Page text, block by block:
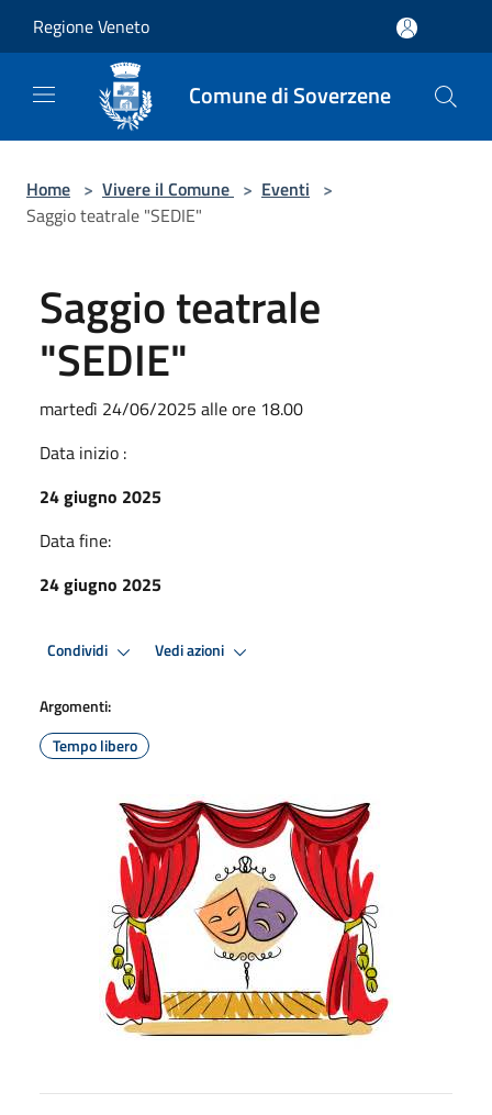
Regione Veneto
Comune di Soverzene
Home > Vivere il Comune > Eventi >
Saggio teatrale "SEDIE"
Saggio teatrale
"SEDIE"
martedì 24/06/2025 alle ore 18.00
Data inizio :
24 giugno 2025
Data fine:
24 giugno 2025
Condividi Vedi azioni
Argomenti:
Tempo libero